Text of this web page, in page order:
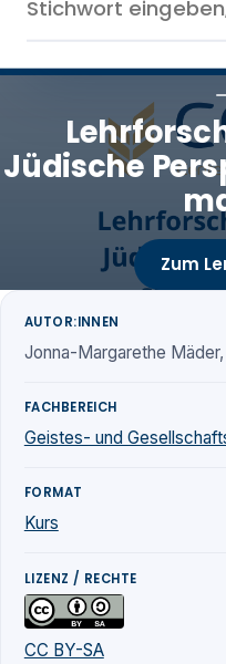
Jüdische
Zum
AUTOR:INNEN
Jonna-Margarethe
FACHBEREICH
Geistes- und
FORMAT
Kurs
LIZENZ / RECHTE
CC BY-SA